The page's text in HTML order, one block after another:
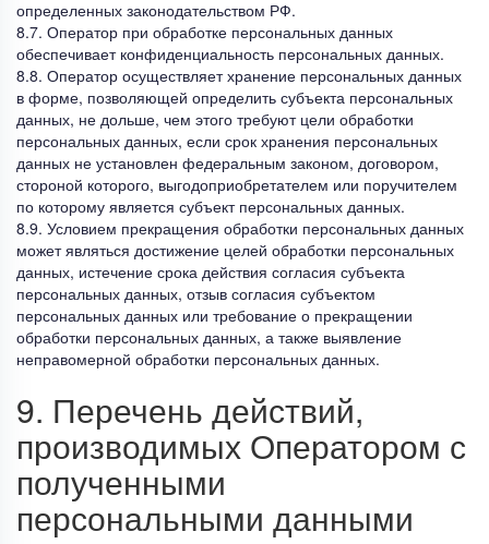
определенных законодательством РФ.
8.7. Оператор при обработке персональных данных
обеспечивает конфиденциальность персональных данных.
8.8. Оператор осуществляет хранение персональных данных
в форме, позволяющей определить субъекта персональных
данных, не дольше, чем этого требуют цели обработки
персональных данных, если срок хранения персональных
данных не установлен федеральным законом, договором,
стороной которого, выгодоприобретателем или поручителем
по которому является субъект персональных данных.
8.9. Условием прекращения обработки персональных данных
может являться достижение целей обработки персональных
данных, истечение срока действия согласия субъекта
персональных данных, отзыв согласия субъектом
персональных данных или требование о прекращении
обработки персональных данных, а также выявление
неправомерной обработки персональных данных.
9. Перечень действий,
производимых Оператором с
полученными
персональными данными